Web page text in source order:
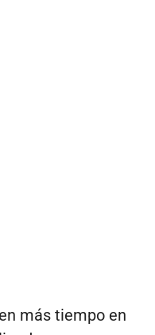
más tiempo en